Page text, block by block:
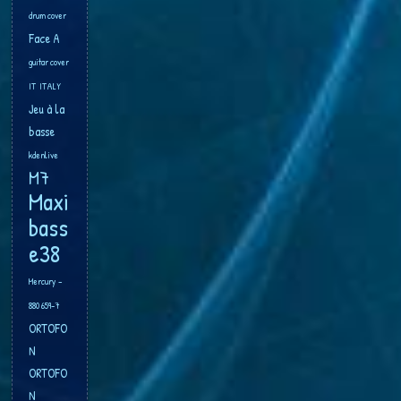
drum cover
Face A
guitar cover
IT ITALY
Jeu à la
basse
kdenlive
M7
Maxi
bass
e38
Mercury –
880 659-7
ORTOFO
N
ORTOFO
N